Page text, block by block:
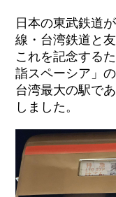
日本の東武鉄道
線・台湾鉄道と
これを記念するた
詣スペーシア」
台湾最大の駅で
しました。